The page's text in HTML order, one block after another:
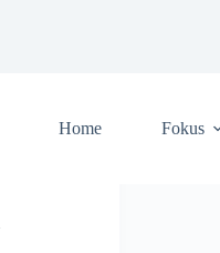
Home Fokus